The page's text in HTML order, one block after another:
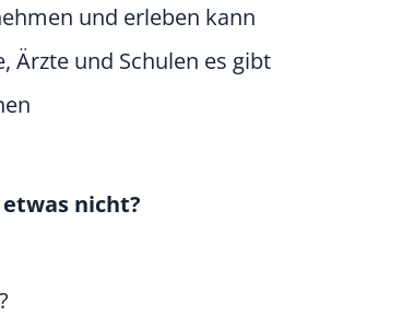
und erleben kann
Ärzte und Schulen es gibt
nicht?